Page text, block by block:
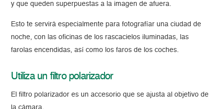
y que queden superpuestas a la imagen de afuera.
Esto te servirá especialmente para fotografíar una ciudad de
noche, con las oficinas de los rascacielos iluminadas, las
farolas encendidas, así como los faros de los coches.
Utiliza un filtro polarizador
El filtro polarizador es un accesorio que se ajusta al objetivo de
la cámara.